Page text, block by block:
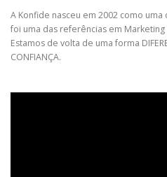
A Konfide nasceu em 2002 como
foi uma das referências em Marketing
Estamos de volta de uma forma
CONFIANÇA.